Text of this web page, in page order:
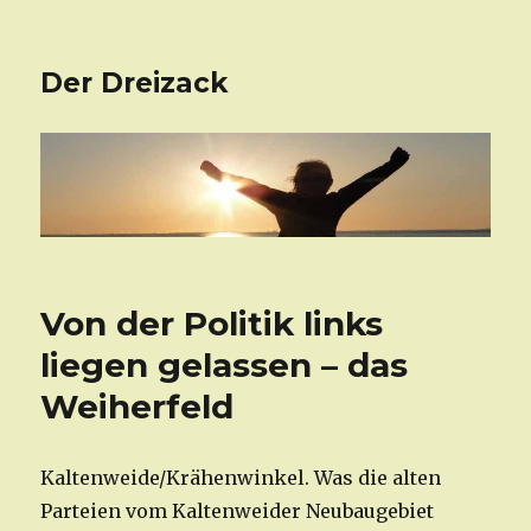
Der Dreizack
Von der Politik links
liegen gelassen – das
Weiherfeld
Kaltenweide/Krähenwinkel. Was die alten
Parteien vom Kaltenweider Neubaugebiet